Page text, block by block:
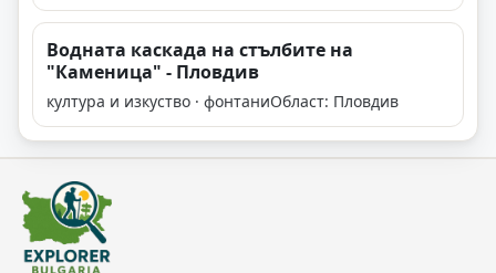
Водната каскада на стълбите на
"Каменица" - Пловдив
култура и изкуство · фонтаниОбласт: Пловдив